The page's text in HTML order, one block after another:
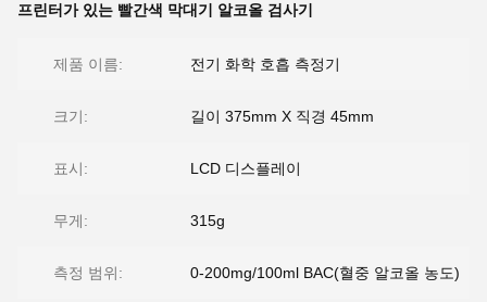
프린터가 있는 빨간색 막대기 알코올 검사기
제품 이름: 전기 화학 호흡 측정기
크기: 길이 375mm X 직경 45mm
표시: LCD 디스플레이
무게: 315g
측정 범위: 0-200mg/100ml BAC(혈중 알코올 농도)